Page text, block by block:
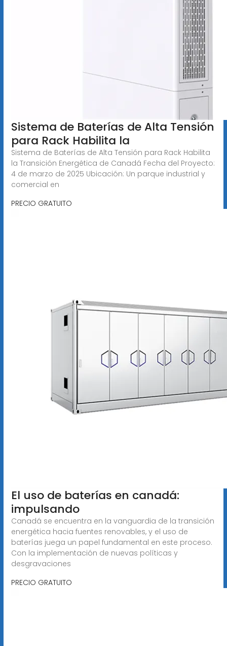
Sistema de Baterías de Alta Tensión
para Rack Habilita la
Sistema de Baterías de Alta Tensión para Rack Habilita
la Transición Energética de Canadá Fecha del Proyecto:
4 de marzo de 2025 Ubicación: Un parque industrial y
comercial en
PRECIO GRATUITO
El uso de baterías en canadá:
impulsando
Canadá se encuentra en la vanguardia de la transición
energética hacia fuentes renovables, y el uso de
baterías juega un papel fundamental en este proceso.
Con la implementación de nuevas políticas y
desgravaciones
PRECIO GRATUITO